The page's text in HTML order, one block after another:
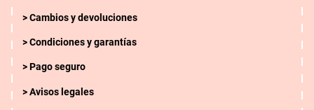
Cambios y devoluciones
Condiciones y garantías
Pago seguro
Avisos legales